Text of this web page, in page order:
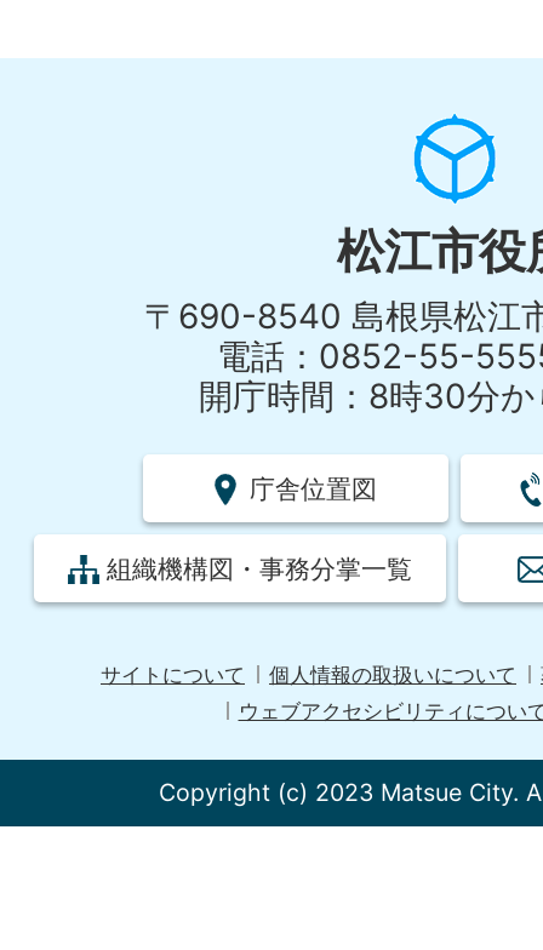
松江市役
〒690-8540 島根県松江
電話：0852-55-
開庁時間：8時30分か
庁舎位置図
組織機構図・事務分掌一覧
サイトについて 個人情報の取扱いについて
ウェブアクセシビリティについ
Copyright (c) 2023 Matsue City.